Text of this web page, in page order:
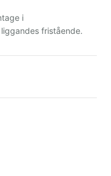
i
fristående.